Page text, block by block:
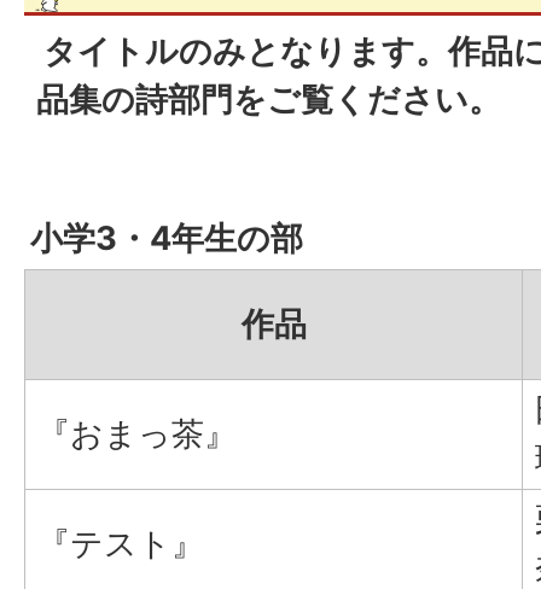
タイトルのみとなります。作品
品集の詩部門をご覧ください。
小学3・4年生の部
作品
『おまっ茶』
『テスト』